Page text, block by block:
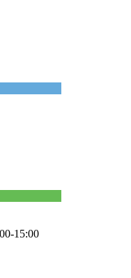
15:00